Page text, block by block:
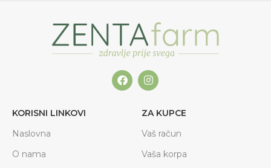
KORISNI LINKOVI
Naslovna
O nama
ZA KUPCE
Vaš račun
Vaša korpa